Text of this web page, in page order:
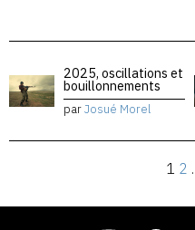
2025, oscillations et
bouillonnements
parJosué Morel
1 2